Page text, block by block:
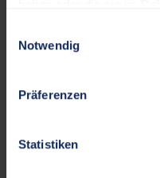
Notwendig
Präferenzen
Statistiken
+49 4621 87-569
24837 Schleswig